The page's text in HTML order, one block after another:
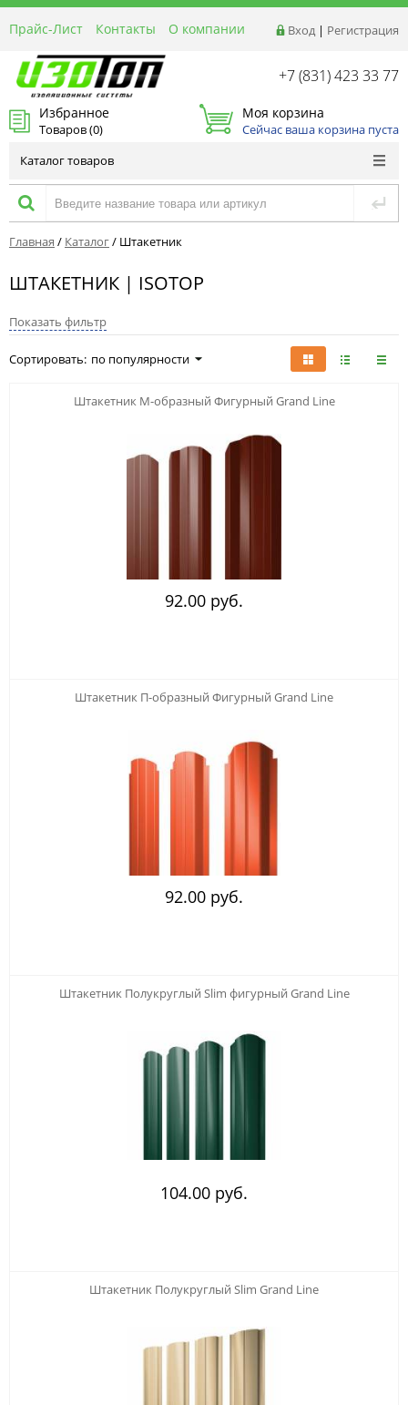
Вход | Регистрация
Прайс-Лист Контакты
О компании
Реквизиты
Доставка
Акции и Распродажи
Оптовым покупателям
+7 (831) 423 33 77
Избранное
Товаров (0)
Моя корзина
Сейчас ваша корзина пуста
Каталог товаров
Главная / Каталог/ Штакетник
ШТАКЕТНИК | ISOTOP
Показать фильтр
Сортировать: по популярности
Штакетник М-образный Фигурный Grand Line
92.00 руб.
Штакетник П-образный Фигурный Grand Line
92.00 руб.
Штакетник Полукруглый Slim фигурный Grand Line
104.00 руб.
Штакетник Полукруглый Slim Grand Line